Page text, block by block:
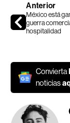
Anterior
México está
guerra
hospitalidad
Convierta
noticias